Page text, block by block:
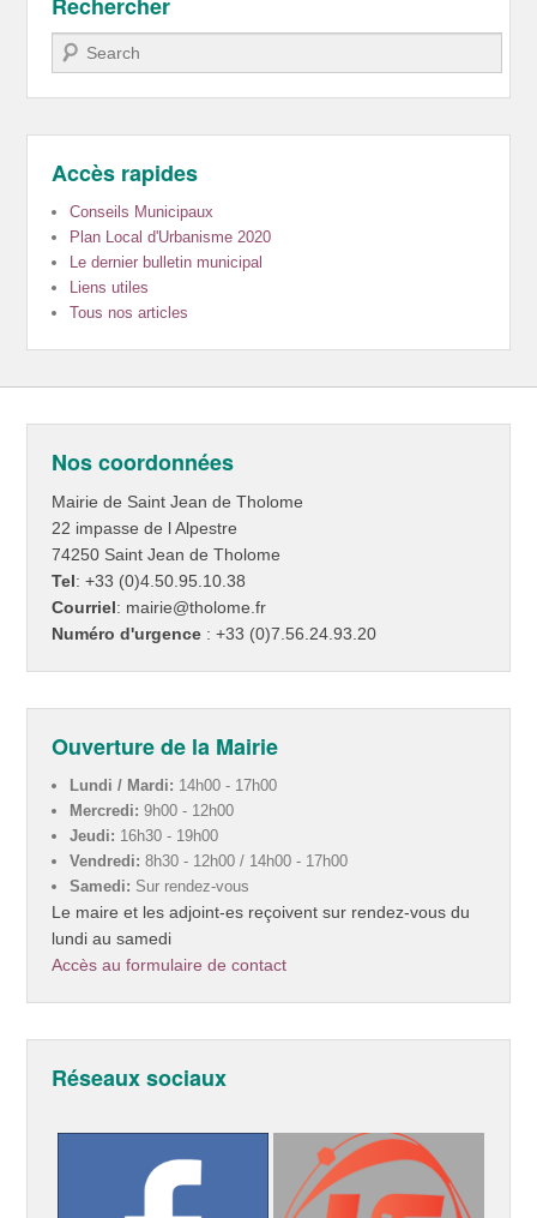
Recherche
Accès rapides
Conseils Municipaux
Plan Local d'Urbanisme 2020
Le dernier bulletin municipal
Liens utiles
Tous nos articles
Nos coordonnées
Mairie de Saint Jean de Tholome
22 impasse de l Alpestre
74250 Saint Jean de Tholome
Tel: +33 (0)4.50.95.10.38
Courriel: mairie@tholome.fr
Numéro d'urgence : +33 (0)7.56.24.93.20
Ouverture de la Mairie
Lundi / Mardi: 14h00 - 17h00
Mercredi: 9h00 - 12h00
Jeudi: 16h30 - 19h00
Vendredi: 8h30 - 12h00 / 14h00 - 17h00
Samedi: Sur rendez-vous
Le maire et les adjoint-es reçoivent sur rendez-vous du
lundi au samedi
Accès au formulaire de contact
Réseaux sociaux